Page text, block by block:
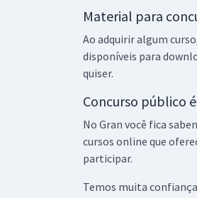
Material para
Ao adquirir algum
disponíveis para
quiser.
Concurso público
No Gran você fica
cursos online que
participar.
Temos muita